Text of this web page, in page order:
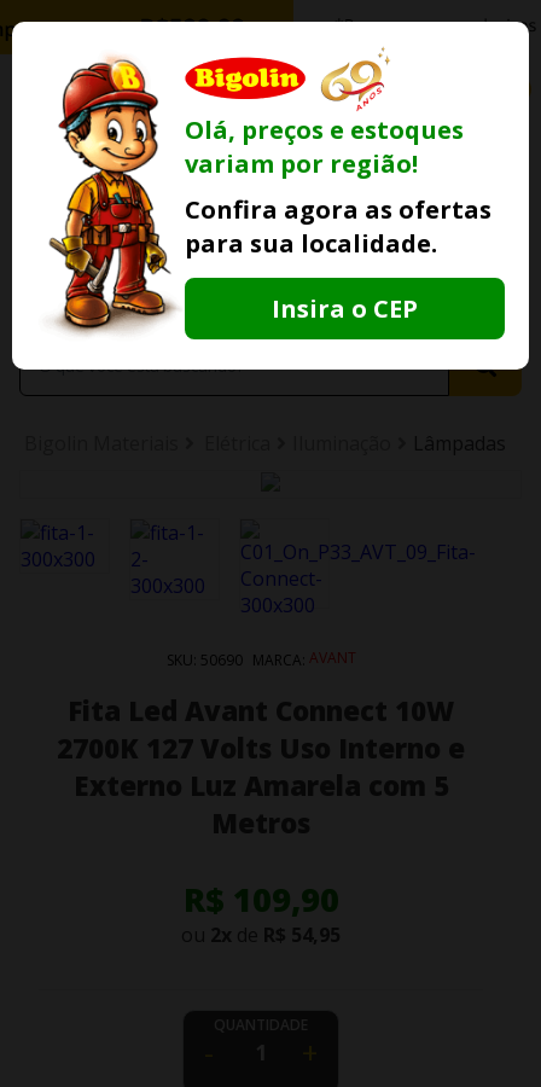
Informeseu CEP
Olá, preços e estoques
variam por região!
Confira agora as ofertas
para sua localidade.
Insira o CEP
Ofertas
Lojas Fisicas
Conta
Whatsapp
SKU: 50690 MARCA: AVANT
R$ 109,90